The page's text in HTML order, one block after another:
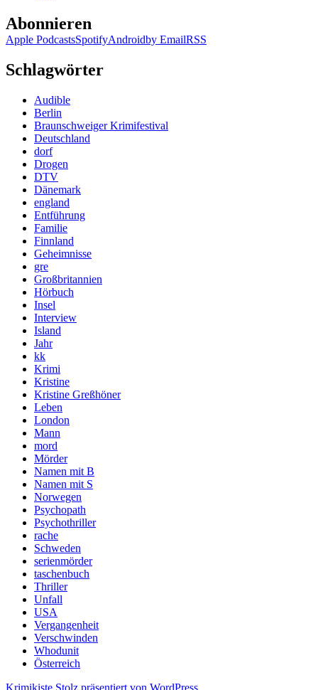
Abonnieren
Apple PodcastsSpotifyAndroidby EmailRSS
Schlagwörter
Audible
Berlin
Braunschweiger Krimifestival
Deutschland
dorf
Drogen
DTV
Dänemark
england
Entführung
Familie
Finnland
Geheimnisse
gre
Großbritannien
Hörbuch
Insel
Interview
Island
Jahr
kk
Krimi
Kristine
Kristine Greßhöner
Leben
London
Mann
mord
Mörder
Namen mit B
Namen mit S
Norwegen
Psychopath
Psychothriller
rache
Schweden
serienmörder
taschenbuch
Thriller
Unfall
USA
Vergangenheit
Verschwinden
Whodunit
Österreich
Krimikiste Stolz präsentiert von WordPress